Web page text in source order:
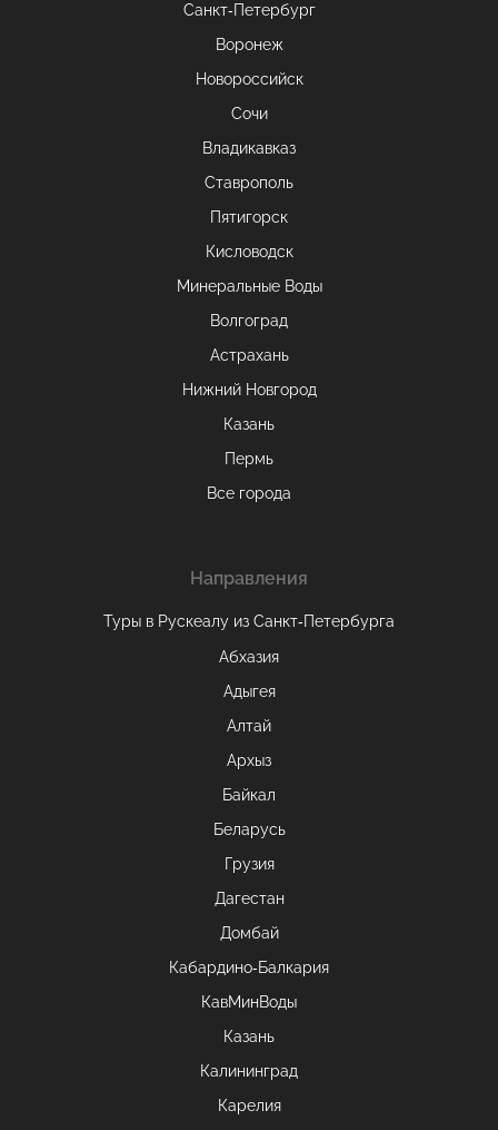
Санкт-Петербург
Воронеж
Новороссийск
Сочи
Владикавказ
Ставрополь
Пятигорск
Кисловодск
Минеральные Воды
Волгоград
Астрахань
Нижний Новгород
Казань
Пермь
Все города
Направления
Туры в Рускеалу из Санкт‑Петербурга
Абхазия
Адыгея
Алтай
Архыз
Байкал
Беларусь
Грузия
Дагестан
Домбай
Кабардино-Балкария
КавМинВоды
Казань
Калининград
Карелия